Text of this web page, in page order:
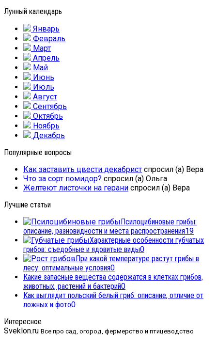
Лунный календарь
Январь
Февраль
Март
Апрель
Май
Июнь
Июль
Август
Сентябрь
Октябрь
Ноябрь
Декабрь
Популярные вопросы
Как заставить цвести декабрист спросил (а) Вера
Что за сорт помидор? спросил (а) Ольга
Желтеют листочки на герани спросил (а) Вера
Лучшие статьи
Псилоцибиновые грибы:
описание, разновидности и места распространения19
Характерные особенности губчатых
грибов: съедобные и ядовитые виды0
При какой температуре растут грибы в
лесу: оптимальные условия0
Какие запасные вещества содержатся в клетках грибов,
животных, растений и бактерий0
Как выглядит польский белый гриб: описание, отличие от
ложных и фото0
Интересное
Sveklon.ru Все про сад, огород, фермерство и птицеводство